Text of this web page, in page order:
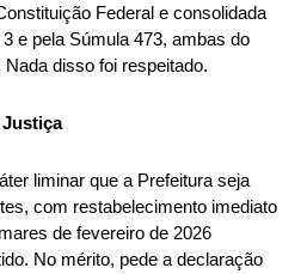
Federal e consolidada
e pela Súmula 473, ambas do
disso foi respeitado.
liminar que a Prefeitura seja
com restabelecimento imediato
de fevereiro de 2026
No mérito, pede a declaração